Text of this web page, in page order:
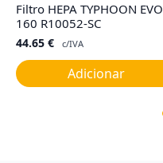
Filtro HEPA TYPHOON EVO
160 R10052-SC
44.65 € c/IVA
Adicionar